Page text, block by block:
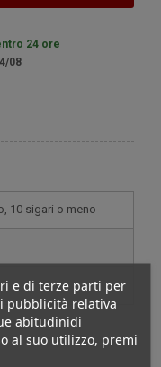
e di terze parti per
pubblicità relativa
abitudinidi
al suo utilizzo, premi
24 ore
08
10 sigari o meno